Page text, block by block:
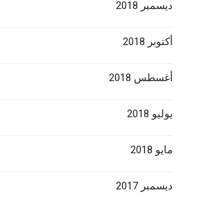
ديسمبر 2018
أكتوبر 2018
أغسطس 2018
يوليو 2018
مايو 2018
ديسمبر 2017